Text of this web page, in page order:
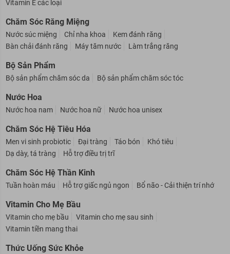
Vitamin E các loại
Chăm Sóc Răng Miệng
Nước súc miệng Chỉ nha khoa
Kem đánh răng
Bàn chải đánh răng
Máy tăm nước Làm trắng răng
Bộ Sản Phẩm
Bộ sản phẩm chăm sóc da Bộ sản phẩm chăm sóc tóc
Nước Hoa
Nước hoa nam Nước hoa nữ Nước hoa unisex
Chăm Sóc Hệ Tiêu Hóa
Men vi sinh probiotic Đại tràng Táo bón
Khó tiêu
Dạ dày, tá tràng
Hỗ trợ điều trị trĩ
Chăm Sóc Hệ Thần Kinh
Tuần hoàn máu Hỗ trợ giấc ngủ ngon Bổ não - Cải thiện trí nhớ
Vitamin Cho Mẹ Bầu
Vitamin cho mẹ bầu
Vitamin cho mẹ sau sinh
Vitamin tiền mang thai
Thức Uống Sức Khỏe